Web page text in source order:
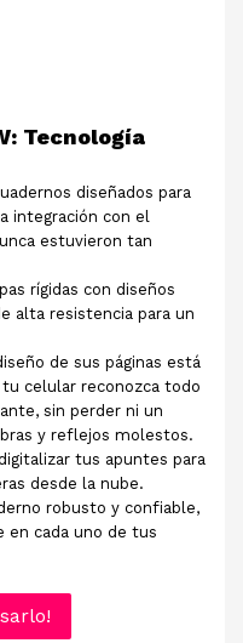
Tecnología
diseñados para
integración con el
estuvieron tan
rígidas con diseños
alta resistencia para un
de sus páginas está
celular reconozca todo
sin perder ni un
y reflejos molestos.
tus apuntes para
desde la nube.
robusto y confiable,
en cada uno de tus